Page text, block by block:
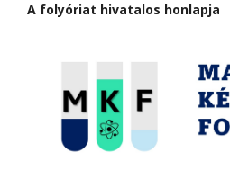
A folyóriat hivatalos honlapja